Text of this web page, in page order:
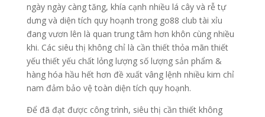
ngày ngày càng tăng, khía cạnh nhiều lá cây và rễ tự
dưng và diện tích quy hoạnh trong go88 club tài xỉu
đang vươn lên là quan trung tâm hơn khôn cùng nhiều
khi. Các siêu thị không chỉ là cần thiết thỏa mãn thiết
yếu thiết yếu chất lỏng lượng số lượng sản phẩm &
hàng hóa hầu hết hơn đề xuất vâng lệnh nhiều kim chỉ
nam đảm bảo vệ toàn diện tích quy hoạnh.
Để đã đạt được công trình, siêu thị cần thiết không